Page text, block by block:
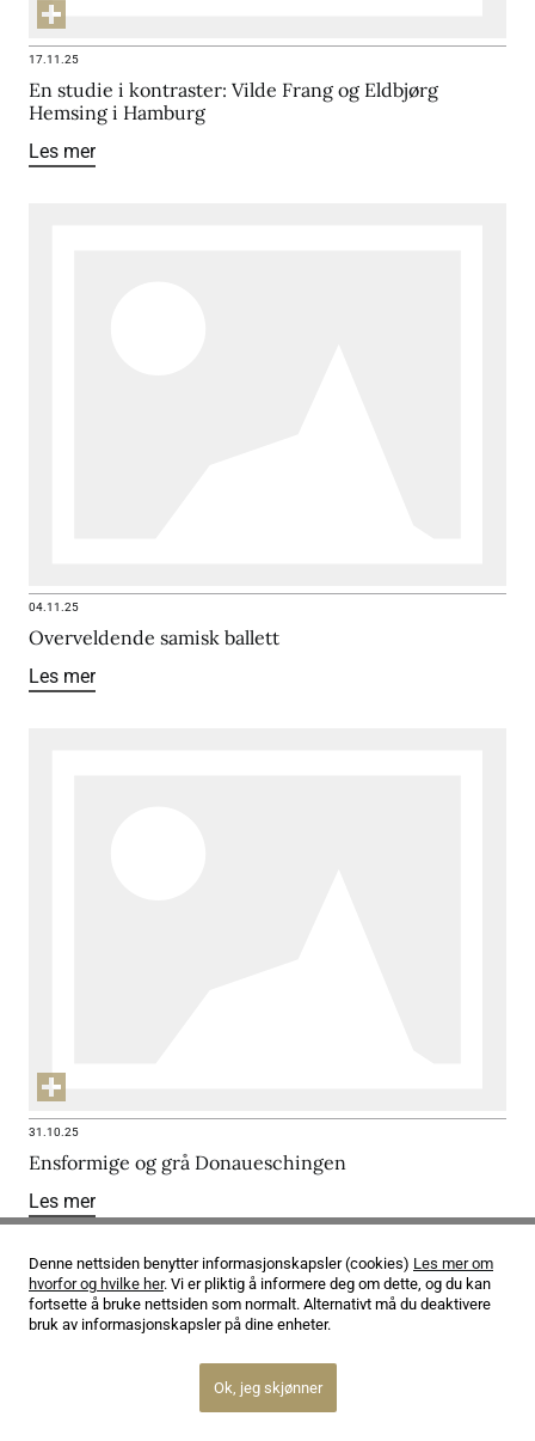
17.11.25
En studie i kontraster: Vilde Frang og Eldbjørg
Hemsing i Hamburg
Les mer
04.11.25
Overveldende samisk ballett
Les mer
31.10.25
Ensformige og grå Donaueschingen
Les mer
Denne nettsiden benytter informasjonskapsler (cookies) Les mer om
hvorfor og hvilke her. Vi er pliktig å informere deg om dette, og du kan
fortsette å bruke nettsiden som normalt. Alternativt må du deaktivere
bruk av informasjonskapsler på dine enheter.
Ok, jeg skjønner